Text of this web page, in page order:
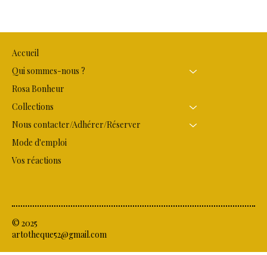
Accueil
Qui sommes-nous ?
Rosa Bonheur
Collections
Nous contacter/Adhérer/Réserver
Mode d'emploi
Vos réactions
© 2025
artotheque52@gmail.com